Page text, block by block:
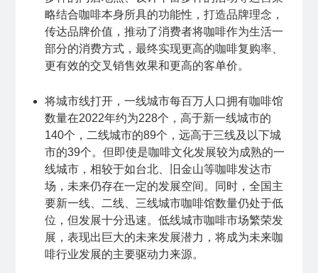
略结合咖啡本身所具的功能性，打造品牌理念，
传达品牌价值，推动了消费者将咖啡作为生活一
部分的消费方式，最终实现更高的咖啡复购率、
更有效的交叉销售效果和更高的客单价。
将城市线打开，一线城市每百万人口拥有咖啡馆
数量在2022年约为228个，高于新一线城市的
140个，二线城市的89个，远高于三线及以下城
市的39个。但即使是咖啡文化发展较为成熟的一
线城市，相较于如台北、旧金山等咖啡发达市
场，未来仍存在一定的发展空间。同时，全国主
要新一线、二线、三线城市咖啡馆数量仍处于低
位，但发展十分迅速。低线城市咖啡市场繁荣发
展，表现出巨大的未来发展潜力，将成为未来咖
啡行业发展的主要驱动力来源。